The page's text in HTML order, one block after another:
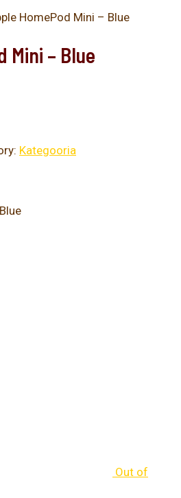
HomePod Mini – Blue
Mini – Blue
Kategooria
Out of